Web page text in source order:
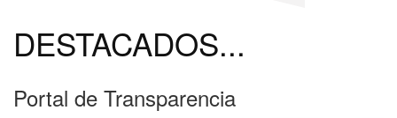
DESTACADOS...
Portal de Transparencia